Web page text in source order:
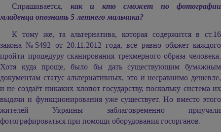
Спрашивается, как и кто сможет по фотографии
младенца опознать 5-летнего мальчика?
К тому же, та альтернатива, которая содержится в ст.16
закона №5492 от 20.11.2012 года, всё равно обяжет каждого
пройти процедуру сканирования трёхмерного образа человека.
Хотя куда проще, было бы дать существующим бумажным
документам статус альтернативных, это и несравнимо дешевле,
и не создаёт никаких хлопот государству, поскольку система их
выдачи и функционирования уже существует. Но вместо этого
жителей Украины заблаговременно приучали
фотографироваться при помощи оборудования госорганов.